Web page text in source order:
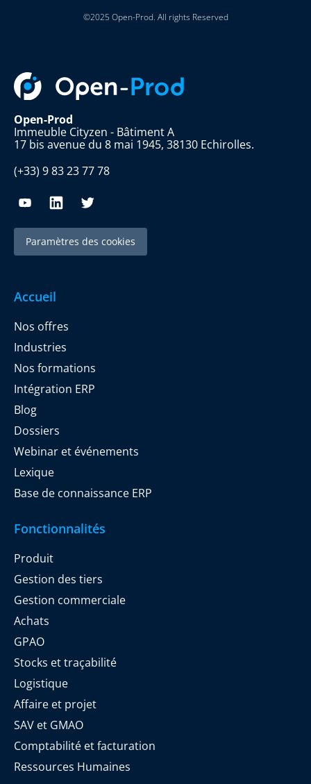
©2025 Open-Prod. All rights Reserved
Open-Prod
Immeuble Cityzen - Bâtiment A
17 bis avenue du 8 mai 1945, 38130 Echirolles.
(+33) 9 83 23 77 78
Paramètres des cookies
Accueil
Nos offres
Industries
Nos formations
Intégration ERP
Blog
Dossiers
Webinar et événements
Lexique
Base de connaissance ERP
Fonctionnalités
Produit
Gestion des tiers
Gestion commerciale
Achats
GPAO
Stocks et traçabilité
Logistique
Affaire et projet
SAV et GMAO
Comptabilité et facturation
Ressources Humaines